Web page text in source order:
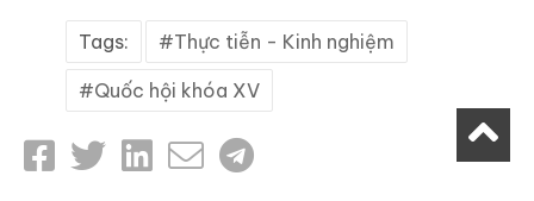
Tags: Thực tiễn - Kinh nghiệm
Quốc hội khóa XV